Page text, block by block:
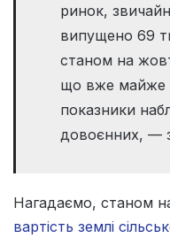
ринок,
випущено 69
станом на
що вже майже
показники
довоєнних, —
Нагадаємо, станом
вартість землі